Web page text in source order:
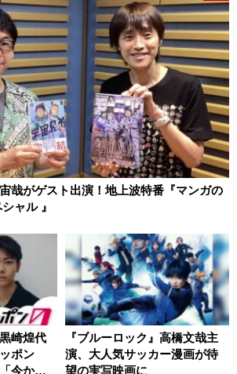
哉がゲスト出演！地上波特番『マンガの
ャル 』
崎煌代
ポン
今から
『ブルーロック』高橋文哉主
演、大人気サッカー漫画が待
望の実写映画に